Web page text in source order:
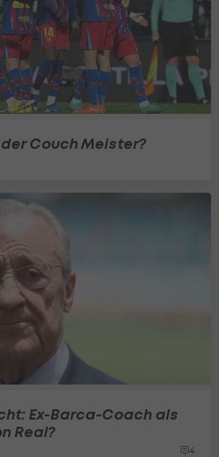
Couch Meister?
Ex-Barca-Coach als
Real?
4